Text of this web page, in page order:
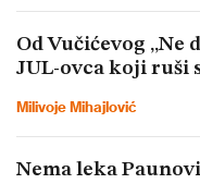
Od Vučićevog „Ne
JUL-ovca koji ruši
Milivoje Mihajlović
Nema leka